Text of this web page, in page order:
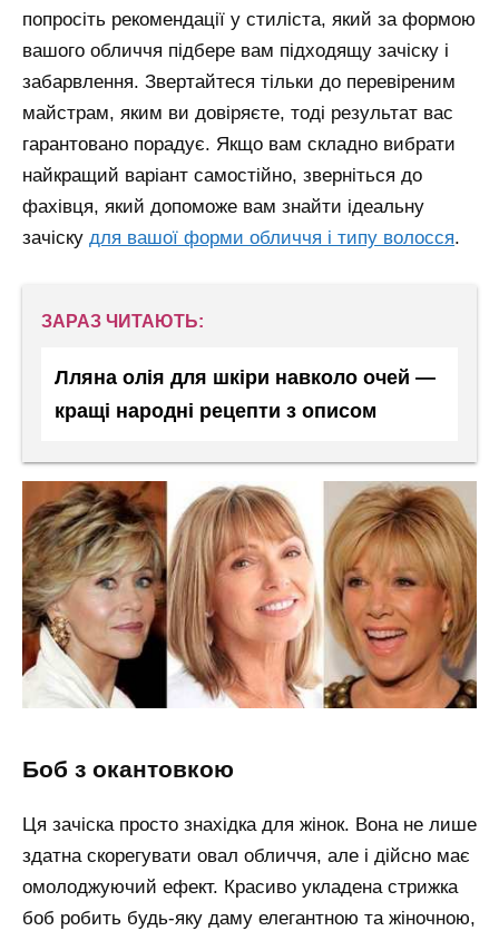
попросіть рекомендації у стиліста, який за формою
вашого обличчя підбере вам підходящу зачіску і
забарвлення. Звертайтеся тільки до перевіреним
майстрам, яким ви довіряєте, тоді результат вас
гарантовано порадує. Якщо вам складно вибрати
найкращий варіант самостійно, зверніться до
фахівця, який допоможе вам знайти ідеальну
зачіску для вашої форми обличчя і типу волосся.
ЗАРАЗ ЧИТАЮТЬ:
Лляна олія для шкіри навколо очей —
кращі народні рецепти з описом
боб з окантовкою
Ця зачіска просто знахідка для жінок. Вона не лише
здатна скорегувати овал обличчя, але і дійсно має
омолоджуючий ефект. Красиво укладена стрижка
боб робить будь-яку даму елегантною та жіночною,